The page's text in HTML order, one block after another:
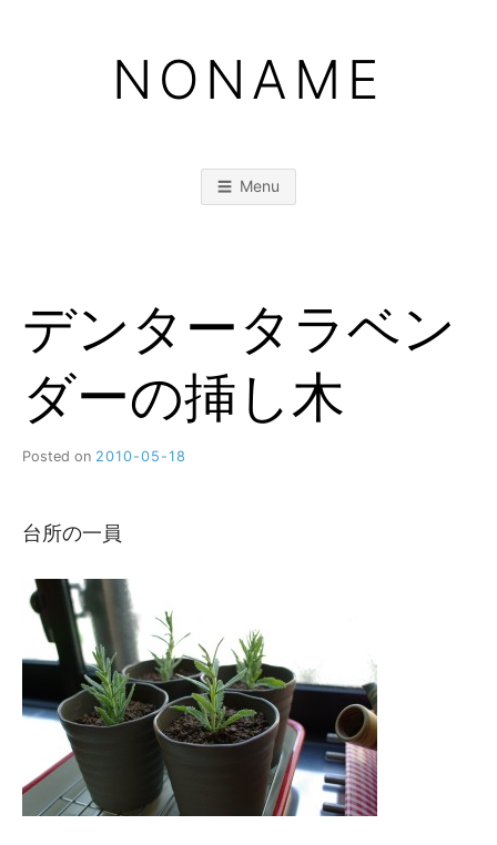
NONAME
Menu
デンタータラベン
ダーの挿し木
Posted on 2010-05-18
台所の一員